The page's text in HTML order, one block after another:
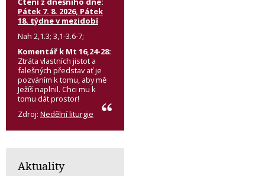
Pátek 7. 8. 2026, Pátek
18. týdne v mezidobí
Nah 2,1.3; 3,1-3.6-7;
Komentář k Mt 16,24-28:
Ztráta vlastních jistot a
falešných představ ať je
pozváním k tomu, aby mě
Ježíš naplnil. Chci mu k
tomu dát prostor!
Zdroj: Nedělní liturgie
Aktuality